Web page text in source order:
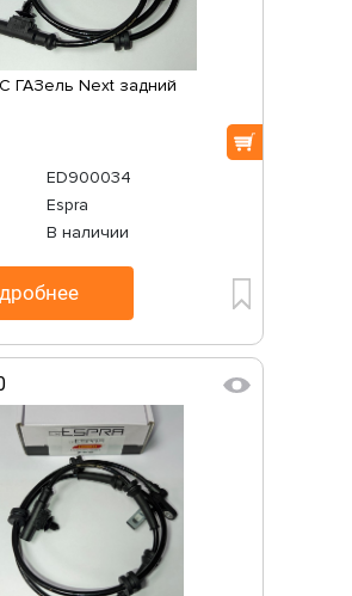
ГАЗель Next задний
ED900034
Espra
В наличии